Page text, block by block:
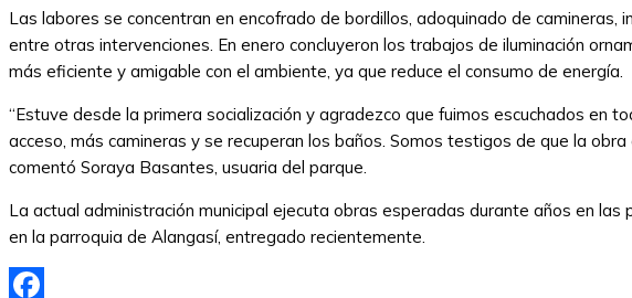
Las labores se concentran en encofrado de bordillos, adoquinado de
entre otras intervenciones. En enero concluyeron los trabajos de iluminación
más eficiente y amigable con el ambiente, ya que reduce el consumo de energía.
“Estuve desde la primera socialización y agradezco que fuimos escuchados en
acceso, más camineras y se recuperan los baños. Somos testigos de que la
comentó Soraya Basantes, usuaria del parque.
La actual administración municipal ejecuta obras esperadas durante años en
en la parroquia de Alangasí, entregado recientemente.